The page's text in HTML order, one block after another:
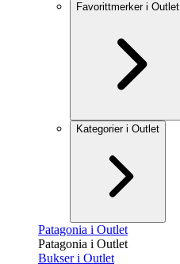
Favorittmerker i Outlet
Kategorier i Outlet
Patagonia i Outlet
Patagonia i Outlet
Bukser i Outlet